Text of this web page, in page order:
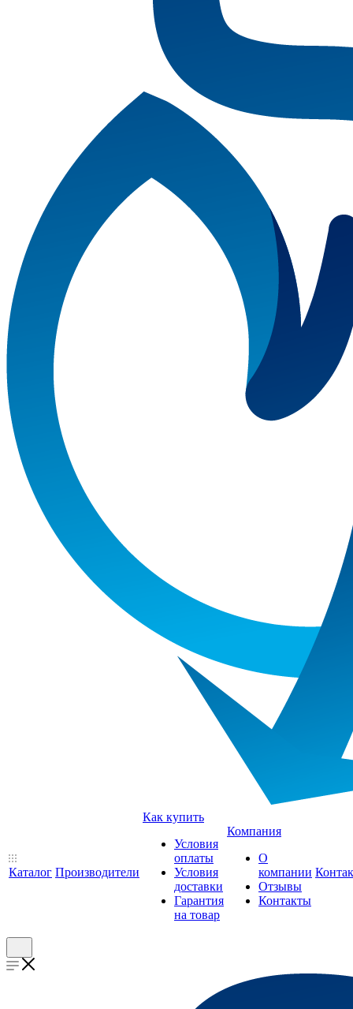
Каталог Производители
Как купить
Условия
оплаты
Условия
доставки
Гарантия
на товар
Компания
О
компании
Отзывы
Контакты